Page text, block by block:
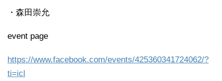
・森田崇允
event page
https://www.facebook.com/events/425360341724062/?
ti=icl